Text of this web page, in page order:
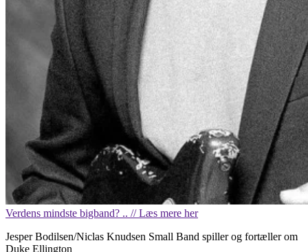
Verdens mindste bigband? .. // Læs mere her
Jesper Bodilsen/Niclas Knudsen Small Band spiller og fortæller om
Duke Ellington